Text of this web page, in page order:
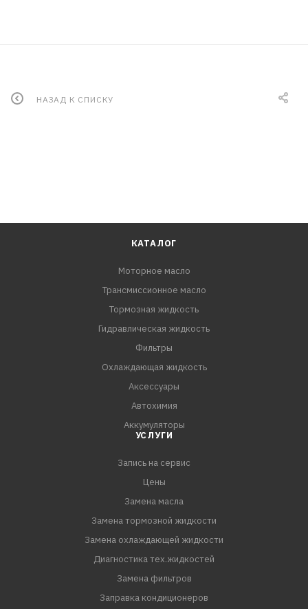
НАЗАД К СПИСКУ
КАТАЛОГ
Моторное масло
Трансмиссионное масло
Тормозная жидкость
Гидравлическая жидкость
Фильтры
Охлаждающая жидкость
Аксессуары
Автохимия
Аккумуляторы
УСЛУГИ
Запись на сервис
Цены
Замена масла
Замена тормозной жидкости
Замена охлаждающей жидкости
Диагностика тех.жидкостей
Замена фильтров
Заправка кондиционеров